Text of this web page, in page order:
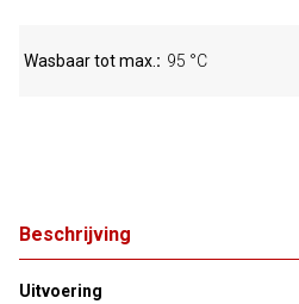
Beschrijving
Uitvoering
Wasbaar tot max. 95 °C